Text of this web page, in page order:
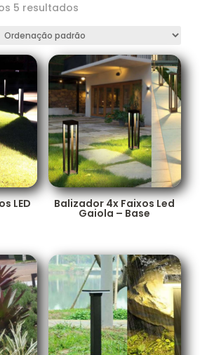
5 resultados
LED Balizador 4x Faixos Led
Gaiola – Base